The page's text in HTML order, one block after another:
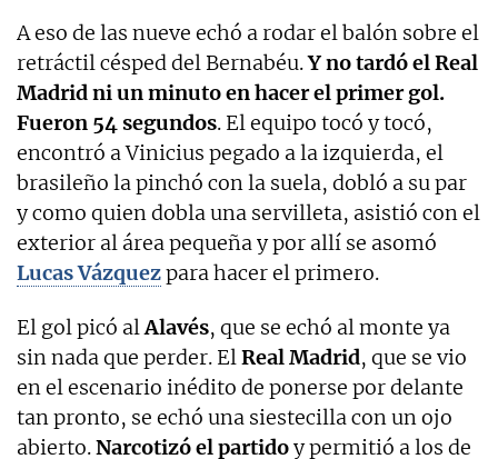
A eso de las nueve echó a rodar el balón sobre el
retráctil césped del Bernabéu.Y no tardó el Real
Madrid ni un minuto en hacer el primer gol.
Fueron 54 segundos. El equipo tocó y tocó,
encontró a Vinicius pegado a la izquierda, el
brasileño la pinchó con la suela, dobló a su par
y como quien dobla una servilleta, asistió con el
exterior al área pequeña y por allí se asomó
Lucas Vázquezpara hacer el primero.
El gol picó alAlavés, que se echó al monte ya
sin nada que perder. ElReal Madrid, que se vio
en el escenario inédito de ponerse por delante
tan pronto, se echó una siestecilla con un ojo
abierto.Narcotizó el partidoy permitió a los de